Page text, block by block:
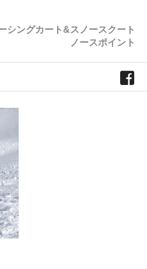
シングカート&スノースクート
ノースポイント